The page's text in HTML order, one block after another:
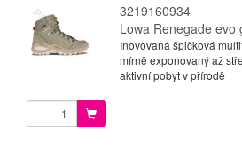
3219160934
Lowa Renegade evo
Inovovaná špičková
mírně exponovaný až
aktivní pobyt v přírodě